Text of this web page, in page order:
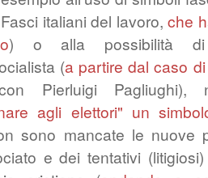
italiani del lavoro,che
) o alla possibilità di
(a partire dal caso
Pierluigi
agli elettori" un
sono mancate le nuove
e dei tentativi